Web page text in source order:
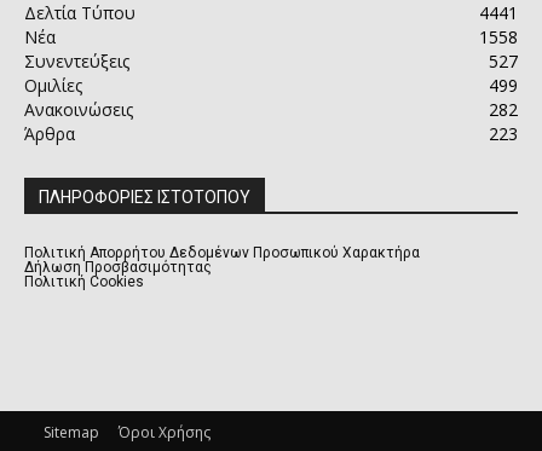
Δελτία Τύπου
4441
Νέα
1558
Συνεντεύξεις
527
Ομιλίες
499
Ανακοινώσεις
282
Άρθρα
223
ΠΛΗΡΟΦΟΡΙΕΣ ΙΣΤΟΤΟΠΟΥ
Πολιτική Απορρήτου Δεδομένων Προσωπικού Χαρακτήρα
Δήλωση Προσβασιμότητας
Πολιτική Cookies
Sitemap Όροι Χρήσης